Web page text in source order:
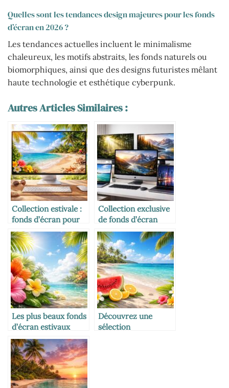
Quelles sont les tendances design majeures pour les fonds
d’écran en 2026 ?
Les tendances actuelles incluent le minimalisme
chaleureux, les motifs abstraits, les fonds naturels ou
biomorphiques, ainsi que des designs futuristes mêlant
haute technologie et esthétique cyberpunk.
Autres Articles Similaires :
Collection estivale :
fonds d’écran pour
sublimer votre écran
cet été
Collection exclusive
de fonds d’écran
pour personnaliser
votre ordinateur
Les plus beaux fonds
d’écran estivaux
pour iPhone :
fraîcheur et couleurs
au bout des doigts
Découvrez une
sélection